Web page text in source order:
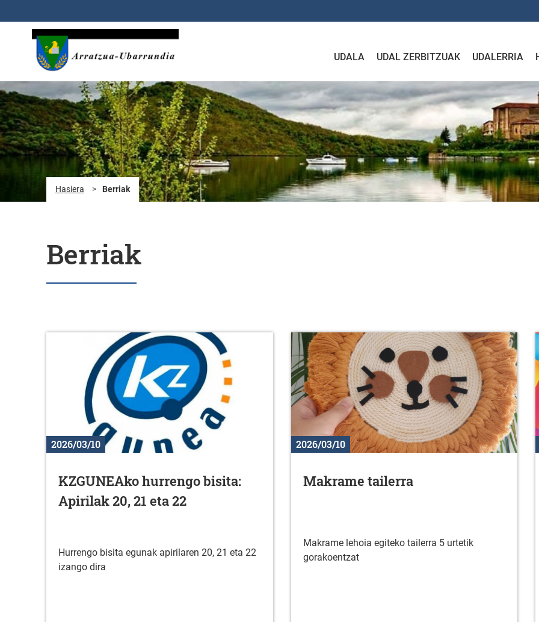
UDALA UDAL ZERBITZUAK UDALERRIA
Hasiera > Berriak
Berriak
2026/03/10
KZGUNEAko hurrengo bisita:
Apirilak 20, 21 eta 22
Hurrengo bisita egunak apirilaren 20, 21 eta 22
izango dira
2026/03/10
Makrame tailerra
Makrame lehoia egiteko tailerra 5 urtetik
gorakoentzat